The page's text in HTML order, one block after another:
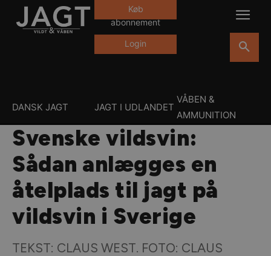
Køb
abonnement
Login
DANSK JAGT JAGT I UDLANDET
VÅBEN &
AMMUNITION
Svenske vildsvin:
Sådan anlægges en
åtelplads til jagt på
vildsvin i Sverige
TEKST: CLAUS WEST. FOTO: CLAUS